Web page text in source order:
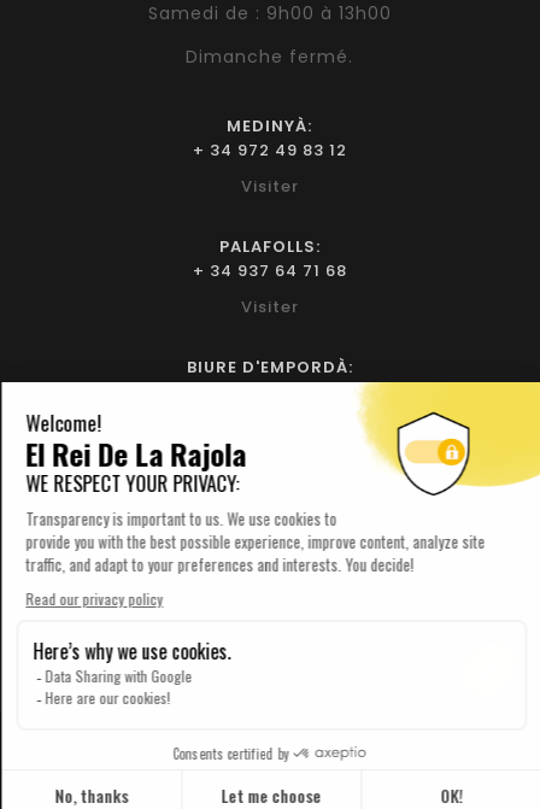
Samedi de : 9h00 à 13h00
Dimanche fermé.
MEDINYÀ:
+ 34 972 49 83 12
Visiter
PALAFOLLS:
+ 34 937 64 71 68
Visiter
BIURE D'EMPORDÀ:
NOTRE SOCIÉTÉ
YOUR ACCOUNT
INFORMATIONS SUR LE MAGASIN
© 2026 Elreidelarajola.com